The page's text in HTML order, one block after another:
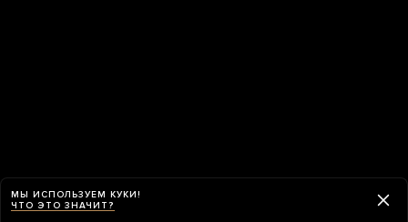
МЫ ИСПОЛЬЗУЕМ КУКИ!
ЧТО ЭТО ЗНАЧИТ?